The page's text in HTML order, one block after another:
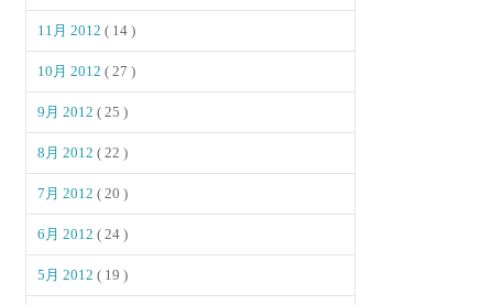
11月 2012( 14 )
10月 2012( 27 )
9月 2012( 25 )
8月 2012( 22 )
7月 2012( 20 )
6月 2012( 24 )
5月 2012( 19 )